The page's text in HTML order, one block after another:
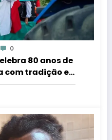
0
80 anos de
com tradição e
– Em Dia ES